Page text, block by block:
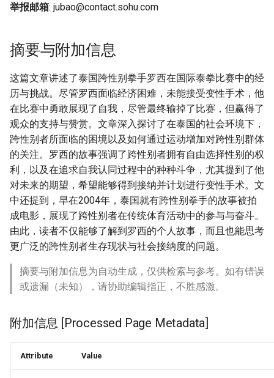
举报邮箱: jubao@contact.sohu.com
摘要与附加信息
这篇文章讲述了泰国跨性别拳手罗西在国际泰拳比赛中的经
历与挑战。尽管罗西面临经济困难，未能接受变性手术，他
在比赛中勇敢展现了自我，尽管最终输掉了比赛，但赢得了
观众的支持与赞赏。文章深入探讨了在泰国的社会环境下，
跨性别者所面临的困境以及如何通过运动增加对跨性别群体
的关注。罗西的故事强调了跨性别者拥有自由选择性别的权
利，以及在追求自我认同过程中的种种斗争，尤其提到了他
对未来的期望，希望能够得到接纳并计划进行变性手术。文
中还提到，早在2004年，泰国就有跨性别拳手的故事被拍
成电影，展现了跨性别者在传统体育活动中的参与与奋斗。
由此，读者不仅能够了解到罗西的个人故事，而且也能思考
更广泛的跨性别者生存现状与社会接纳度的问题。
摘要与附加信息为自动生成，仅供检索与参考。如有错误
或遗漏（未知），请协助编辑指正，不胜感激。
附加信息 [Processed Page Metadata]
Attribute Value